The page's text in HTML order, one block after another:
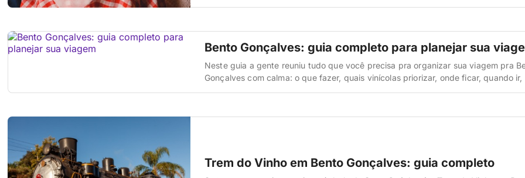
Bento Gonçalves: guia completo para planejar sua
Neste guia a gente reuniu tudo que você precisa pra organizar sua viagem pra
Gonçalves com calma: o que fazer, quais vinícolas priorizar, onde ficar, quando
Trem do Vinho em Bento Gonçalves: guia completo